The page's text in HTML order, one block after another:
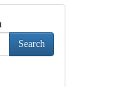
Search